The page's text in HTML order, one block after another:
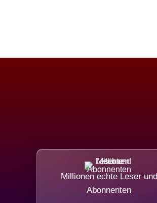
Millionen echte Leser und
Abonnenten